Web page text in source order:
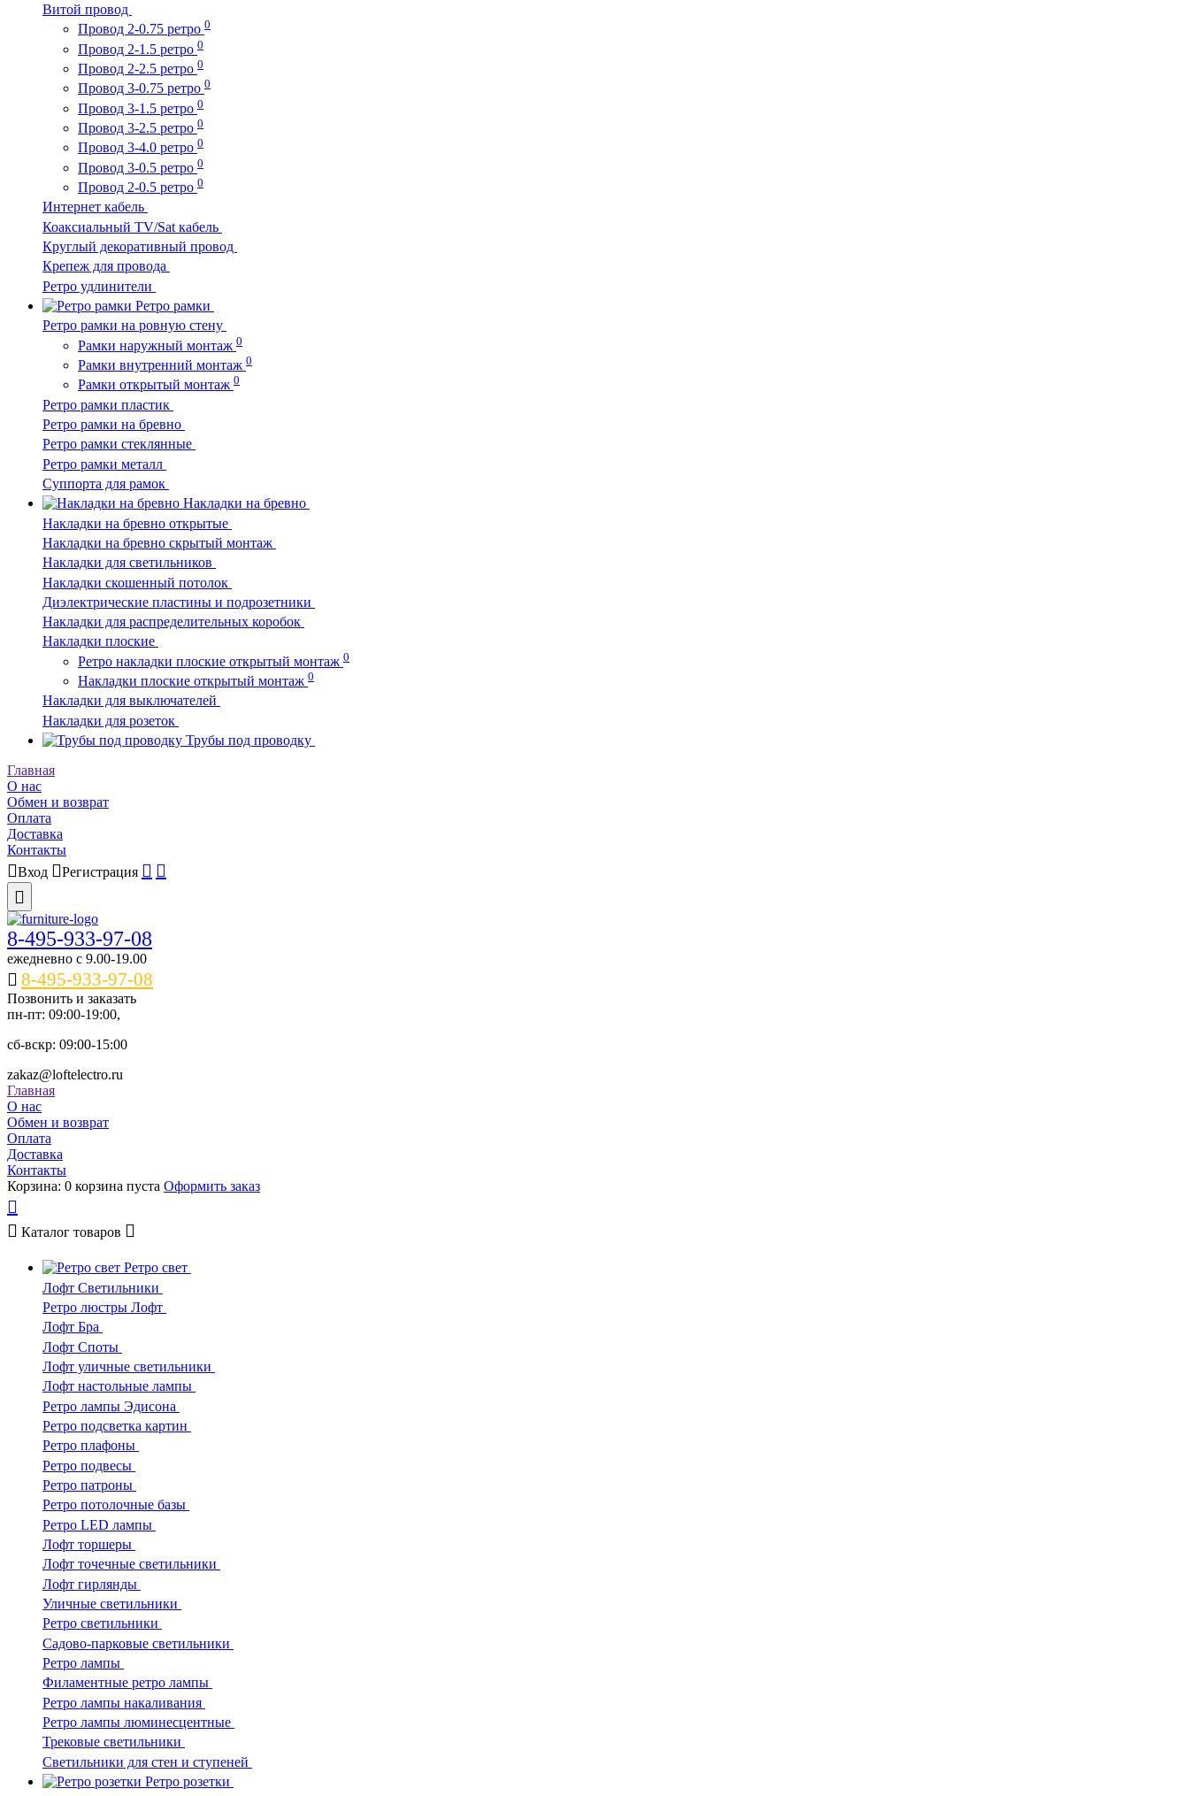
Витой провод
Провод 2-0.75 ретро 0
Провод 2-1.5 ретро 0
Провод 2-2.5 ретро 0
Провод 3-0.75 ретро 0
Провод 3-1.5 ретро 0
Провод 3-2.5 ретро 0
Провод 3-4.0 ретро 0
Провод 3-0.5 ретро 0
Провод 2-0.5 ретро 0
Интернет кабель
Коаксиальный TV/Sat кабель
Круглый декоративный провод
Крепеж для провода
Ретро удлинители
Ретро рамки
Ретро рамки на ровную стену
Рамки наружный монтаж 0
Рамки внутренний монтаж 0
Рамки открытый монтаж 0
Ретро рамки пластик
Ретро рамки на бревно
Ретро рамки стеклянные
Ретро рамки металл
Суппорта для рамок
Накладки на бревно
Накладки на бревно открытые
Накладки на бревно скрытый монтаж
Накладки для светильников
Накладки скошенный потолок
Диэлектрические пластины и подрозетники
Накладки для распределительных коробок
Накладки плоские
Ретро накладки плоские открытый монтаж 0
Накладки плоские открытый монтаж 0
Накладки для выключателей
Накладки для розеток
Трубы под проводку
Главная
О нас
Обмен и возврат
Оплата
Доставка
Контакты
Вход
Регистрация
8-495-933-97-08
ежедневно c 9.00-19.00
8-495-933-97-08
Позвонить и заказать
пн-пт: 09:00-19:00,
сб-вскр: 09:00-15:00
zakaz@loftelectro.ru
Главная
О нас
Обмен и возврат
Оплата
Доставка
Контакты
Корзина: 0 корзина пуста Оформить заказ
Каталог товаров
Ретро свет
Лофт Светильники
Ретро люстры Лофт
Лофт Бра
Лофт Споты
Лофт уличные светильники
Лофт настольные лампы
Ретро лампы Эдисона
Ретро подсветка картин
Ретро плафоны
Ретро подвесы
Ретро патроны
Ретро потолочные базы
Ретро LED лампы
Лофт торшеры
Лофт точечные светильники
Лофт гирлянды
Уличные светильники
Ретро светильники
Садово-парковые светильники
Ретро лампы
Филаментные ретро лампы
Ретро лампы накаливания
Ретро лампы люминесцентные
Трековые светильники
Светильники для стен и ступеней
Ретро розетки